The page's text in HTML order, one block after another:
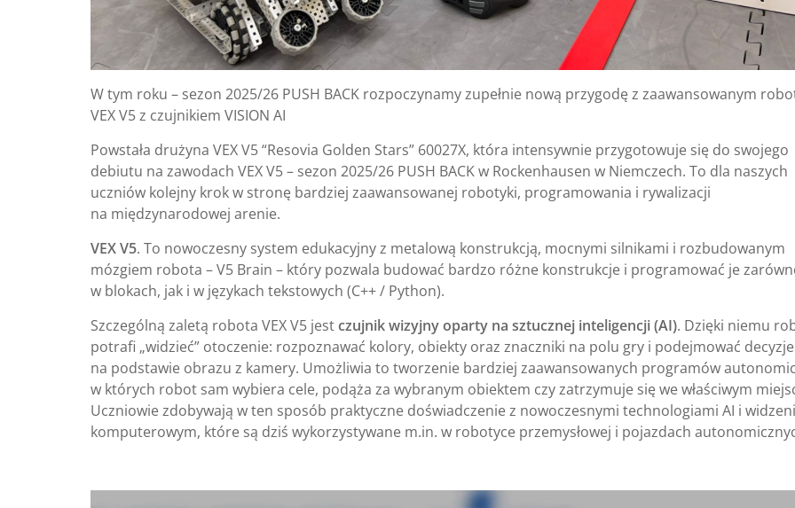
W tym roku – sezon 2025/26 PUSH BACK rozpoczynamy zupełnie nową przygodę z zaawansowanym
VEX V5 z czujnikiem VISION AI
Powstała drużyna VEX V5 “Resovia Golden Stars” 60027X, która intensywnie przygotowuje się do swojego
debiutu na zawodach VEX V5 – sezon 2025/26 PUSH BACK w Rockenhausen w Niemczech. To dla naszych
uczniów kolejny krok w stronę bardziej zaawansowanej robotyki, programowania i rywalizacji
na międzynarodowej arenie.
VEX V5. To nowoczesny system edukacyjny z metalową konstrukcją, mocnymi silnikami i rozbudowanym
mózgiem robota – V5 Brain – który pozwala budować bardzo różne konstrukcje i programować je
w blokach, jak i w językach tekstowych (C++ / Python).
Szczególną zaletą robota VEX V5 jestczujnik wizyjny oparty na sztucznej inteligencji (AI). Dzięki niemu
potrafi „widzieć” otoczenie: rozpoznawać kolory, obiekty oraz znaczniki na polu gry i podejmować decyzje
na podstawie obrazu z kamery. Umożliwia to tworzenie bardziej zaawansowanych programów
w których robot sam wybiera cele, podąża za wybranym obiektem czy zatrzymuje się we właściwym
Uczniowie zdobywają w ten sposób praktyczne doświadczenie z nowoczesnymi technologiami AI i
komputerowym, które są dziś wykorzystywane m.in. w robotyce przemysłowej i pojazdach